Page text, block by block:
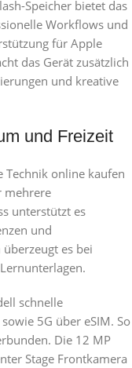
Speicher bietet das
Workflows und
für Apple
das Gerät zusätzlich
und kreative
und Freizeit
Technik online kaufen
mehrere
unterstützt es
und
es bei
schnelle
5G über eSIM. So
Die 12 MP
Stage Frontkamera